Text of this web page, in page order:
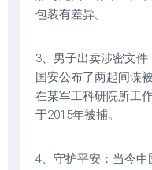
包装有差异。
3、男子出卖涉密文件
国安公布了两起间谍
在某军工科研院所工
于2015年被捕。
4、守护平安：当今